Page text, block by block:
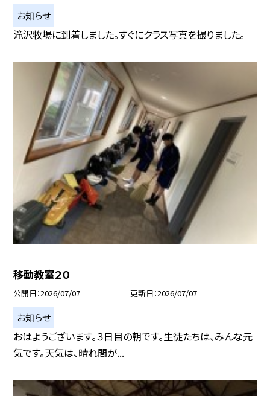
お知らせ
滝沢牧場に到着しました。すぐにクラス写真を撮りました。
移動教室２０
公開日 2026/07/07 更新日 2026/07/07
お知らせ
おはようございます。３日目の朝です。生徒たちは、みんな元
気です。天気は、晴れ間が...